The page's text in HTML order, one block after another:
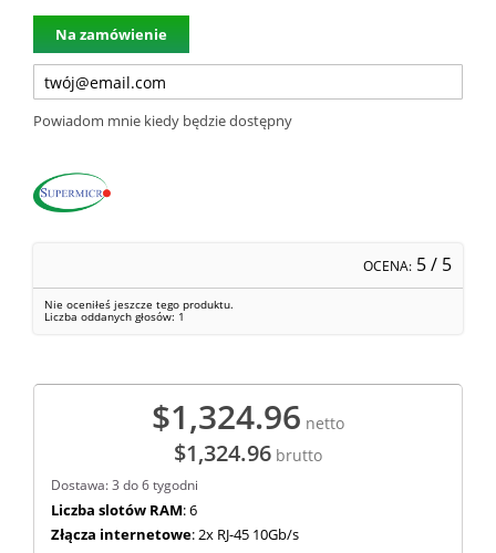
Na zamówienie
Powiadom mnie kiedy będzie dostępny
OCENA: 5/ 5
Nie oceniłeś jeszcze tego produktu.
Liczba oddanych głosów: 1
$1,324.96 netto
$1,324.96 brutto
Dostawa: 3 do 6 tygodni
Liczba slotów RAM: 6
Złącza internetowe: 2x RJ-45 10Gb/s